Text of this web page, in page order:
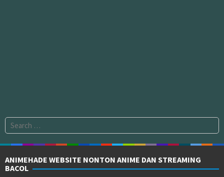
Search
for:
ANIMEHADE WEBSITE NONTON ANIME DAN STREAMING
BACOL